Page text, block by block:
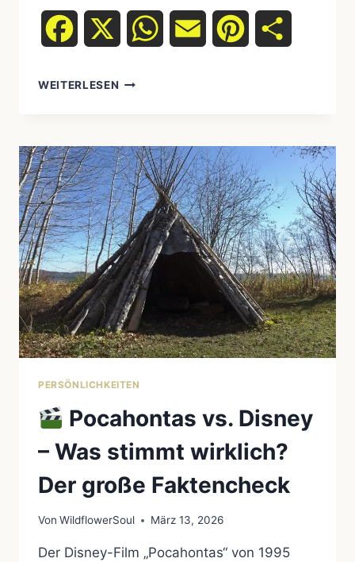
Facebook WhatsAppEmail Pinterest
WEITERLESEN
KARL
MAY
RICHTIG
UND
WAS
ER
KOMPLETT
FALSCH
DARGESTELLT
HAT
PERSÖNLICHKEITEN
Pocahontas vs. Disney
– Was stimmt wirklich?
Der große Faktencheck
Von WildflowerSoul März 13, 2026
Der Disney-Film „Pocahontas“ von 1995